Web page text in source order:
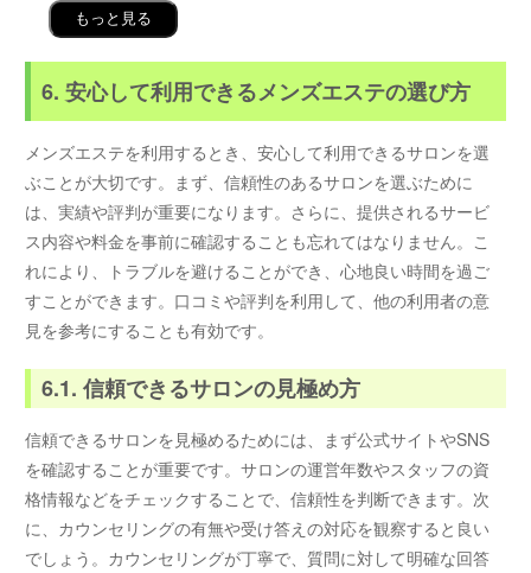
もっと見る
6. 安心して利用できるメンズエステの選び方
メンズエステを利用するとき、安心して利用できるサロンを選
ぶことが大切です。まず、信頼性のあるサロンを選ぶために
は、実績や評判が重要になります。さらに、提供されるサービ
ス内容や料金を事前に確認することも忘れてはなりません。こ
れにより、トラブルを避けることができ、心地良い時間を過ご
すことができます。口コミや評判を利用して、他の利用者の意
見を参考にすることも有効です。
6.1. 信頼できるサロンの見極め方
信頼できるサロンを見極めるためには、まず公式サイトやSNS
を確認することが重要です。サロンの運営年数やスタッフの資
格情報などをチェックすることで、信頼性を判断できます。次
に、カウンセリングの有無や受け答えの対応を観察すると良い
でしょう。カウンセリングが丁寧で、質問に対して明確な回答